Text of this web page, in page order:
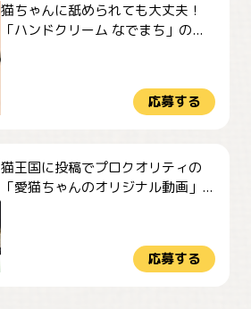
猫ちゃんに舐められても大丈夫！
「ハンドクリーム なでまち」の...
応募する
猫王国に投稿でプロクオリティの
「愛猫ちゃんのオリジナル動画」...
応募する